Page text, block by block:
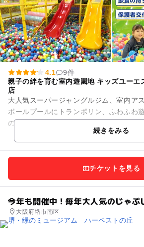
4.1
9件
親子の絆を育む室内遊園地 キッズユーエ
店
大人気スーパージャングルジム、室内ア
ボールプールにトランポリン、ふわふわ
の楽しい遊びが！ なんと、入場後は設置
イで何度でも遊べる！親...続きをみる
チケットを見る
今年も開催中！毎年大人気のじゃ
大阪府堺市南区